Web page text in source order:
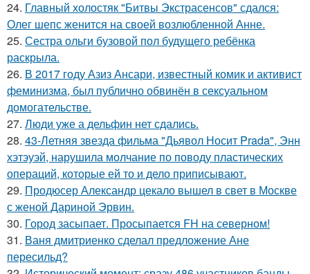
24. Главный холостяк "Битвы Экстрасенсов" сдался:
Олег шепс женится на своей возлюбленной Анне.
25. Сестра ольги бузовой пол будущего ребёнка
раскрыла.
26. В 2017 году Азиз Ансари, известный комик и активист
феминизма, был публично обвинён в сексуальном
домогательстве.
27. Люди уже а дельфин нет сдались.
28. 43-Летняя звезда фильма "Дьявол Носит Prada", Энн
хэтэуэй, нарушила молчание по поводу пластических
операций, которые ей то и дело приписывают.
29. Продюсер Александр цекало вышел в свет в Москве
с женой Дариной Эрвин.
30. Город засыпает. Просыпается FH на северном!
31. Ваня дмитриенко сделал предложение Ане
пересильд?